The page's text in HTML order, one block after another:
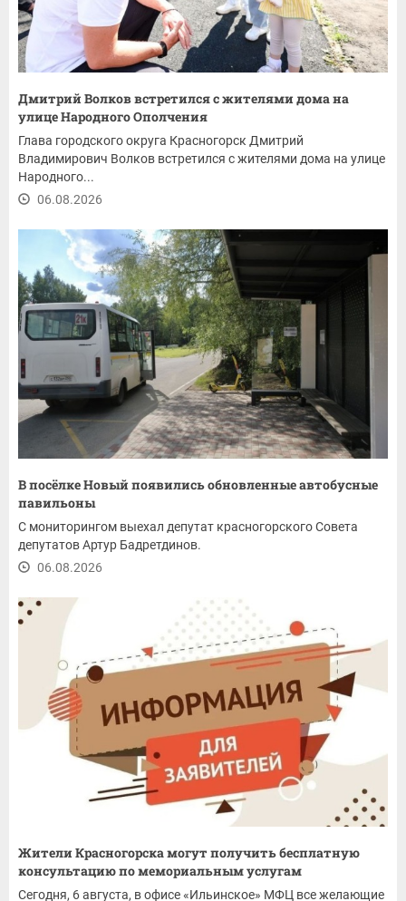
Дмитрий Волков встретился с жителями дома на
улице Народного Ополчения
Глава городского округа Красногорск Дмитрий
Владимирович Волков встретился с жителями дома на улице
Народного...
06.08.2026
В посёлке Новый появились обновленные автобусные
павильоны
С мониторингом выехал депутат красногорского Совета
депутатов Артур Бадретдинов.
06.08.2026
Жители Красногорска могут получить бесплатную
консультацию по мемориальным услугам
Сегодня, 6 августа, в офисе «Ильинское» МФЦ все желающие